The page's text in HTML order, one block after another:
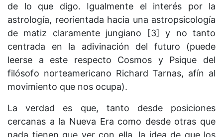
de lo que digo. Igualmente el interés por la
astrología, reorientada hacia una astropsicología
de matiz claramente jungiano [3] y no tanto
centrada en la adivinación del futuro (puede
leerse a este respecto Cosmos y Psique del
filósofo norteamericano Richard Tarnas, afín al
movimiento que nos ocupa).
La verdad es que, tanto desde posiciones
cercanas a la Nueva Era como desde otras que
nada tienen que ver con ella, la idea de que los